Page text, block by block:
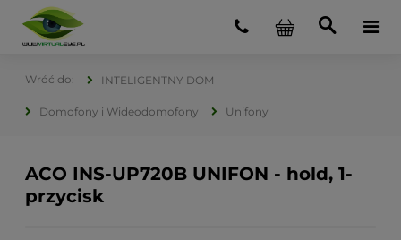
INTELIGENTNY DOM
Domofony i Wideodomofony Unifony
ACO INS-UP720B UNIFON - hold, 1-
przycisk